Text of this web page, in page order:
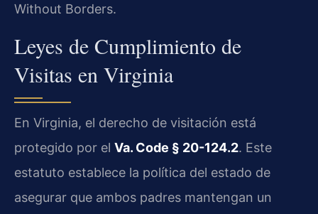
Without Borders.
Leyes de Cumplimiento de
Visitas en Virginia
En Virginia, el derecho de visitación está
protegido por el Va. Code § 20-124.2. Este
estatuto establece la política del estado de
asegurar que ambos padres mantengan un